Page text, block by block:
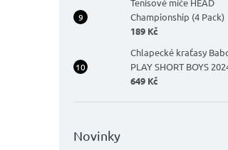
Tenisové míče HEAD
Championship (4 Pack)
189 Kč
Chlapecké kraťasy
PLAY SHORT BOYS
649 Kč
Novinky